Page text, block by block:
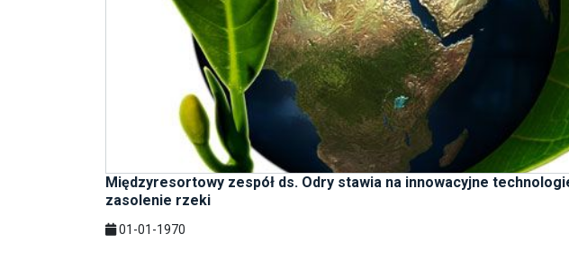
Międzyresortowy zespół ds. Odry stawia na innowacyjne
zasolenie rzeki
01-01-1970